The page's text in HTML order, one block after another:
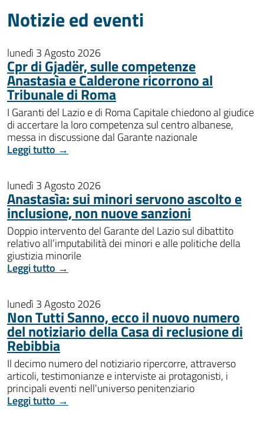
Notizie ed eventi
lunedì 3 Agosto 2026
Cpr di Gjadër, sulle competenze
Anastasìa e Calderone ricorrono al
Tribunale di Roma
I Garanti del Lazio e di Roma Capitale chiedono al giudice
di accertare la loro competenza sul centro albanese,
messa in discussione dal Garante nazionale
Leggi tutto →
lunedì 3 Agosto 2026
Anastasìa: sui minori servono ascolto e
inclusione, non nuove sanzioni
Doppio intervento del Garante del Lazio sul dibattito
relativo all’imputabilità dei minori e alle politiche della
giustizia minorile
Leggi tutto →
lunedì 3 Agosto 2026
Non Tutti Sanno, ecco il nuovo numero
del notiziario della Casa di reclusione di
Rebibbia
Il decimo numero del notiziario ripercorre, attraverso
articoli, testimonianze e interviste ai protagonisti, i
principali eventi nell'universo penitenziario
Leggi tutto →